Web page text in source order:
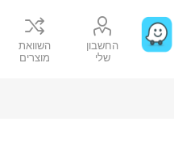
החשבון
שלי
השוואת
מוצרים